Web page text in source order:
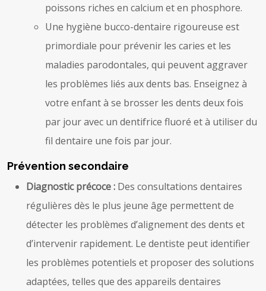
poissons riches en calcium et en phosphore.
Une hygiène bucco-dentaire rigoureuse est
primordiale pour prévenir les caries et les
maladies parodontales, qui peuvent aggraver
les problèmes liés aux dents bas. Enseignez à
votre enfant à se brosser les dents deux fois
par jour avec un dentifrice fluoré et à utiliser du
fil dentaire une fois par jour.
Prévention secondaire
Diagnostic précoce : Des consultations dentaires
régulières dès le plus jeune âge permettent de
détecter les problèmes d’alignement des dents et
d’intervenir rapidement. Le dentiste peut identifier
les problèmes potentiels et proposer des solutions
adaptées, telles que des appareils dentaires